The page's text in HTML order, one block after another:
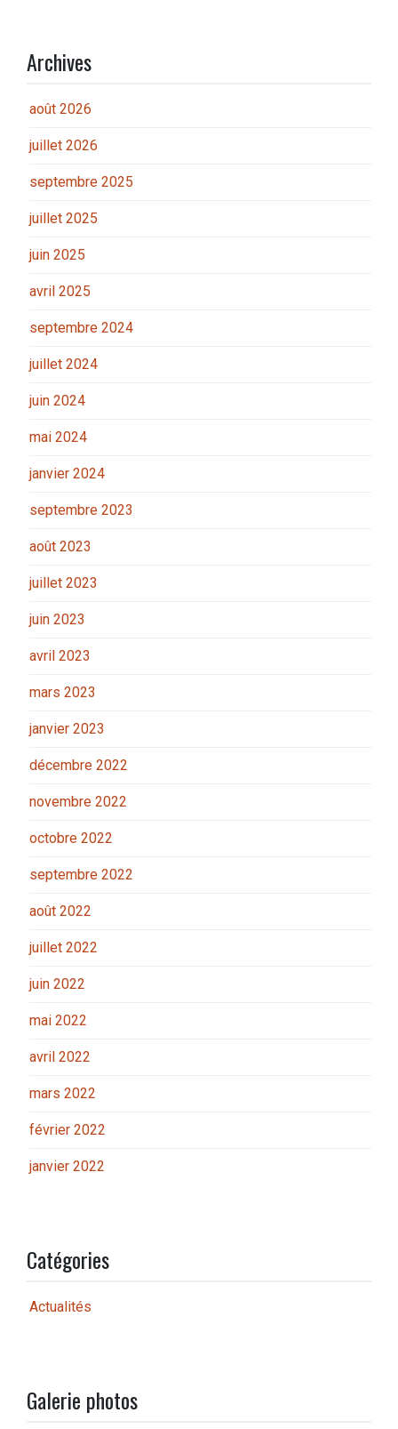
Archives
août 2026
juillet 2026
septembre 2025
juillet 2025
juin 2025
avril 2025
septembre 2024
juillet 2024
juin 2024
mai 2024
janvier 2024
septembre 2023
août 2023
juillet 2023
juin 2023
avril 2023
mars 2023
janvier 2023
décembre 2022
novembre 2022
octobre 2022
septembre 2022
août 2022
juillet 2022
juin 2022
mai 2022
avril 2022
mars 2022
février 2022
janvier 2022
Catégories
Actualités
Galerie photos